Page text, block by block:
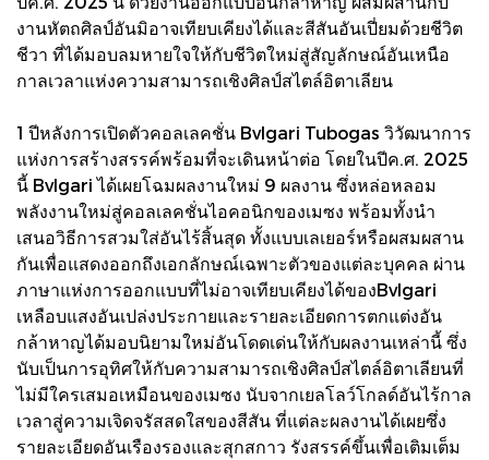
งานหัตถศิลป์อันมิอาจเทียบเคียงได้และสีสันอันเปี่ยมด้วยชีวิต
ชีวา ที่ได้มอบลมหายใจให้กับชีวิตใหม่สู่สัญลักษณ์อันเหนือ
กาลเวลาแห่งความสามารถเชิงศิลป์สไตล์อิตาเลียน
1 ปีหลังการเปิดตัวคอลเลคชั่น Bvlgari Tubogas วิวัฒนาการ
แห่งการสร้างสรรค์พร้อมที่จะเดินหน้าต่อ โดยในปีค.ศ. 2025
นี้ Bvlgari ได้เผยโฉมผลงานใหม่ 9 ผลงาน ซึ่งหล่อหลอม
พลังงานใหม่สู่คอลเลคชั่นไอคอนิกของเมซง พร้อมทั้งนำ
เสนอวิธีการสวมใส่อันไร้สิ้นสุด ทั้งแบบเลเยอร์หรือผสมผสาน
กันเพื่อแสดงออกถึงเอกลักษณ์เฉพาะตัวของแต่ละบุคคล ผ่าน
ภาษาแห่งการออกแบบที่ไม่อาจเทียบเคียงได้ของBvlgari
เหลือบแสงอันเปล่งประกายและรายละเอียดการตกแต่งอัน
กล้าหาญได้มอบนิยามใหม่อันโดดเด่นให้กับผลงานเหล่านี้ ซึ่ง
นับเป็นการอุทิศให้กับความสามารถเชิงศิลป์สไตล์อิตาเลียนที่
ไม่มีใครเสมอเหมือนของเมซง นับจากเยลโลว์โกลด์อันไร้กาล
เวลาสู่ความเจิดจรัสสดใสของสีสัน ที่แต่ละผลงานได้เผยซึ่ง
รายละเอียดอันเรืองรองและสุกสกาว รังสรรค์ขึ้นเพื่อเติมเต็ม